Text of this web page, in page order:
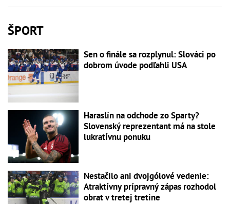
ŠPORT
Sen o finále sa rozplynul: Slováci po
dobrom úvode podľahli USA
Haraslín na odchode zo Sparty?
Slovenský reprezentant má na stole
lukratívnu ponuku
Nestačilo ani dvojgólové vedenie:
Atraktívny prípravný zápas rozhodol
obrat v tretej tretine